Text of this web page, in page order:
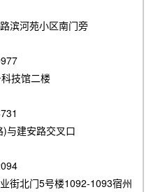
滨河苑小区南门旁
技馆二楼
与建安路交叉口
街北门5号楼1092-1093宿州